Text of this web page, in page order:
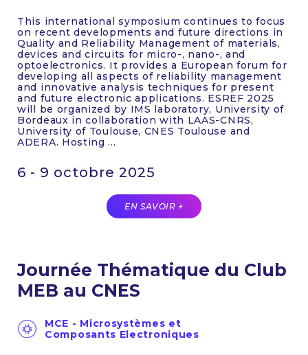
6 - 9 octobre 2025
This international symposium continues to focus
on recent developments and future directions in
Quality and Reliability Management of materials,
devices and circuits for micro-, nano-, and
optoelectronics. It provides a European forum for
developing all aspects of reliability management
and innovative analysis techniques for present
and future electronic applications. ESREF 2025
will be organized by IMS laboratory, University of
Bordeaux in collaboration with LAAS-CNRS,
University of Toulouse, CNES Toulouse and
ADERA. Hosting ...
EN SAVOIR +
Journée Thématique du Club
MEB au CNES
MCE - Microsystèmes et
Composants Electroniques